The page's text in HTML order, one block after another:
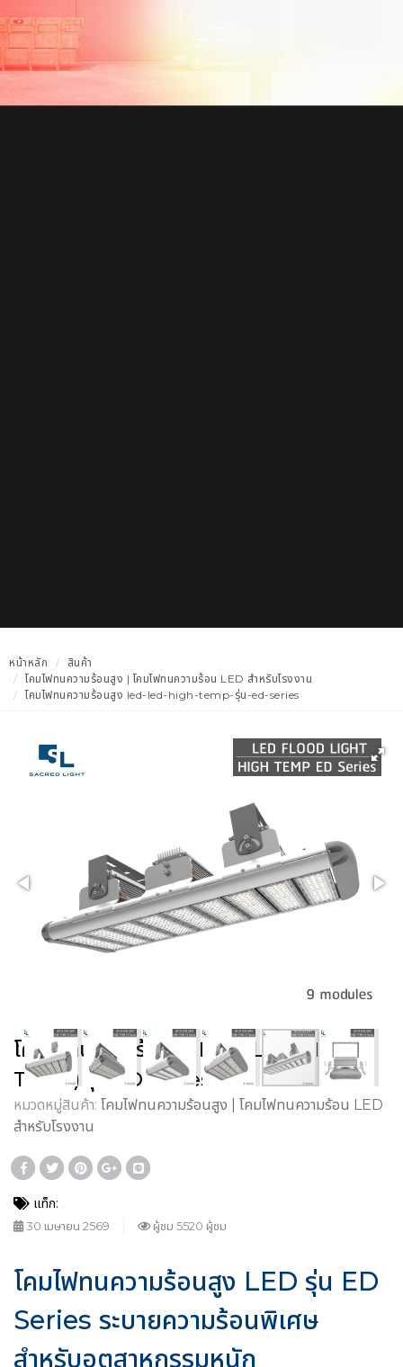
หน้าหลัก
สินค้า
โคมไฟทนความร้อนสูง | โคมไฟทนความร้อน LED สำหรับโรงงาน
โคมไฟทนความร้อนสูง led-led-high-temp-รุ่น-ed-series
โคมไฟทนความร้อนสูง LED (LED HIGH
TEMP) รุ่น ED Series
หมวดหมู่สินค้า: โคมไฟทนความร้อนสูง | โคมไฟทนความร้อน LED
สำหรับโรงงาน
แท็ก:
30 เมษายน 2569 ผู้ชม 5520 ผู้ชม
โคมไฟทนความร้อนสูง LED รุ่น ED
Series ระบายความร้อนพิเศษ
สำหรับอุตสาหกรรมหนัก